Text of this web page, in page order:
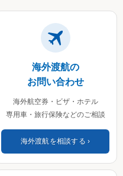
海外渡航の
お問い合わせ
海外航空券・ビザ・ホテル
専用車・旅行保険などのご相談
海外渡航を相談する